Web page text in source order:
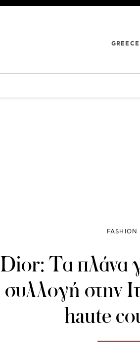
GREECE
FASHION
Dior: Τα πλάνα
συλλογή στην
haute